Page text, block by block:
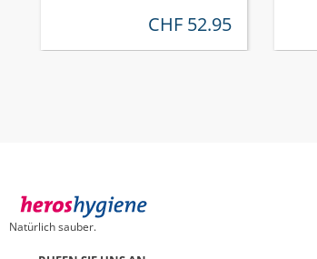
regulärer preis:
CHF 52.95
Natürlich sauber.